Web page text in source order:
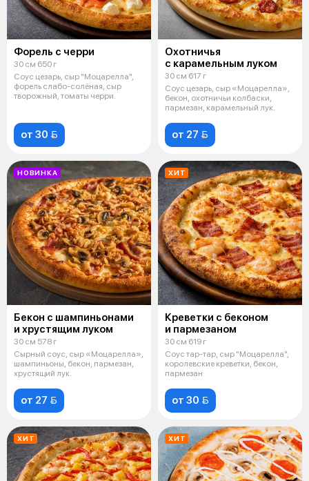
Форель с черри
30 см 650 г
Соус цезарь, сыр "Моцарелла",
форель слабо-солёная, сыр
творожный, томаты черри.
от 30 
Охотничья
с карамельным луком
30 см 617 г
Соус цезарь, сыр «Моцарелла»,
бекон, охотничьи колбаски,
пармезан, карамельный лук.
от 27 
НОВИНКА
Бекон с шампиньонами
и хрустящим луком
30 см 578 г
Сырный соус, сыр «Моцарелла»,
шампиньоны, бекон, пармезан,
хрустящий лук.
от 27 
ХИТ
Креветки с беконом
и пармезаном
30 см 619 г
Соус тар-тар, сыр "Моцарелла",
королевские креветки, бекон,
пармезан
от 30 
ХИТ ХИТ